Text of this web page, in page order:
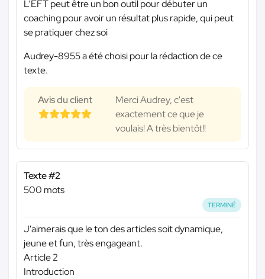
L’EFT peut être un bon outil pour débuter un
coaching pour avoir un résultat plus rapide, qui peut
se pratiquer chez soi
Audrey-8955 a été choisi pour la rédaction de ce
texte.
Avis du client
Merci Audrey, c'est
exactement ce que je
voulais! A très bientôt!!
Texte #2
500 mots
TERMINÉ
J'aimerais que le ton des articles soit dynamique,
jeune et fun, très engageant.
Article 2
Introduction